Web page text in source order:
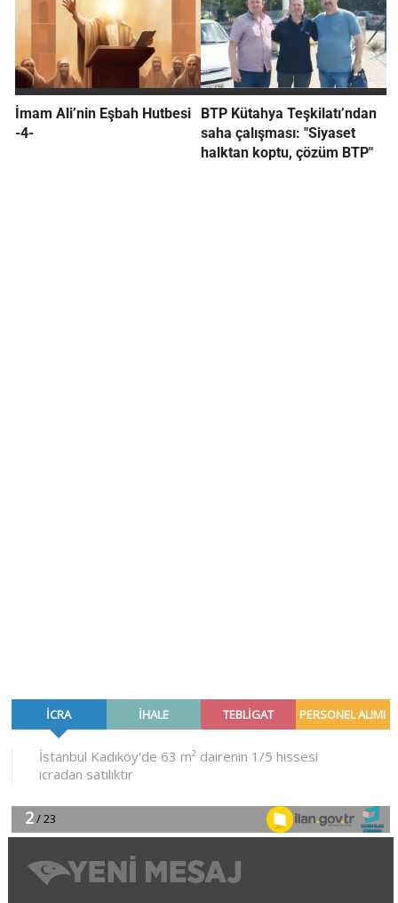
İmam Ali’nin Eşbah Hutbesi
-4-
BTP Kütahya Teşkilatı’ndan
saha çalışması: "Siyaset
halktan koptu, çözüm BTP"